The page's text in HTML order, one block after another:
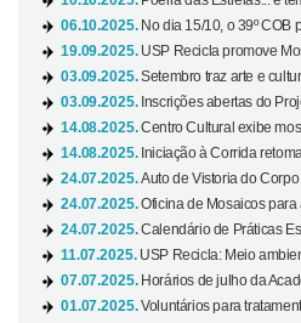
06.10.2025. No dia 15/10, o 39º COB
19.09.2025. USP Recicla promove
03.09.2025.Setembro traz arte e
03.09.2025. Inscrições abertas do
14.08.2025.Centro Cultural exibe
14.08.2025. Iniciação à Corrida
24.07.2025.Auto de Vistoria do
24.07.2025.Oficina de Mosaicos
24.07.2025.Calendário de Práticas
11.07.2025. USP Recicla: Meio
07.07.2025. Horários de julho da
01.07.2025.Voluntários para